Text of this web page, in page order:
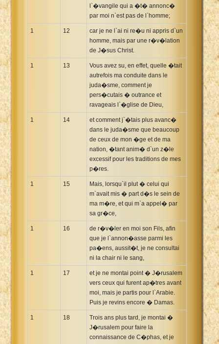
l`�vangile qui a �t� annonc�
par moi n`est pas de l`homme;
1 12
car je ne l`ai ni re�u ni appris d`un
homme, mais par une r�v�lation
de J�sus Christ.
1 13
Vous avez su, en effet, quelle �tait
autrefois ma conduite dans le
juda�sme, comment je
pers�cutais � outrance et
ravageais l`�glise de Dieu,
1 14
et comment j`�tais plus avanc�
dans le juda�sme que beaucoup
de ceux de mon �ge et de ma
nation, �tant anim� d`un z�le
excessif pour les traditions de mes
p�res.
1 15
Mais, lorsqu`il plut � celui qui
m`avait mis � part d�s le sein de
ma m�re, et qui m`a appel� par
sa gr�ce,
1 16
de r�v�ler en moi son Fils, afin
que je l`annon�asse parmi les
pa�ens, aussit�t, je ne consultai
ni la chair ni le sang,
1 17
et je ne montai point � J�rusalem
vers ceux qui furent ap�tres avant
moi, mais je partis pour l`Arabie.
Puis je revins encore � Damas.
1 18
Trois ans plus tard, je montai �
J�rusalem pour faire la
connaissance de C�phas, et je